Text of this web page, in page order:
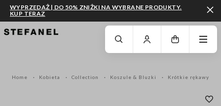
PRZEJDŹ DO GŁÓWNEJ TREŚCI PRZEWIŃ NA DÓŁ STRONY
WYPRZEDAŻ | DO 50% ZNIŻKI NA WYBRANE PRODUKTY.
KUP TERAZ
Home Kobieta Collection Koszule & Bluzki Krótkie rękawy